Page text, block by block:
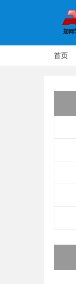
首页